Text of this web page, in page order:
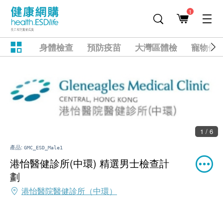
1
身體檢查 預防疫苗 大灣區體檢 寵物健
1 / 6
產品: GMC_ESD_Male1
港怡醫健診所(中環) 精選男士檢查計
劃
港怡醫院醫健診所（中環）